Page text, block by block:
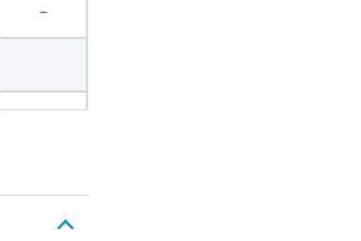
－